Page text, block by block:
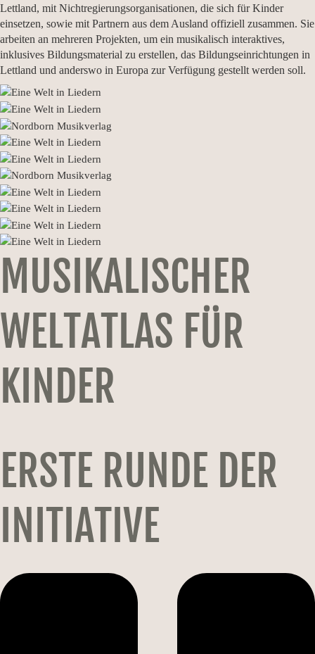
Lettland, mit Nichtregierungsorganisationen, die sich für Kinder
einsetzen, sowie mit Partnern aus dem Ausland offiziell zusammen. Sie
arbeiten an mehreren Projekten, um ein musikalisch interaktives,
inklusives Bildungsmaterial zu erstellen, das Bildungseinrichtungen in
Lettland und anderswo in Europa zur Verfügung gestellt werden soll.
MUSIKALISCHER
WELTATLAS FÜR
KINDER
ERSTE RUNDE DER
INITIATIVE